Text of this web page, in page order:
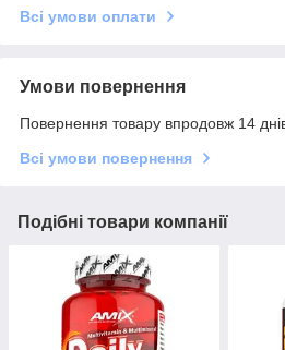
Всі умови оплати
Умови повернення
Повернення товару впродовж 14
Всі умови повернення
Подібні товари компанії